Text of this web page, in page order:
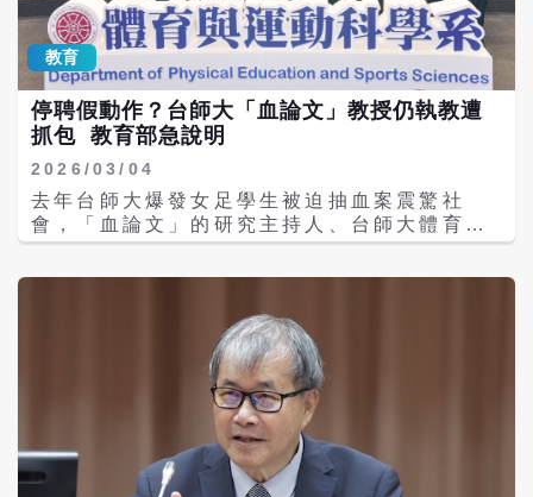
教育
停聘假動作？台師大「血論文」教授仍執教遭
抓包 教育部急說明
2026/03/04
去年台師大爆發女足學生被迫抽血案震驚社
會，「血論文」的研究主持人、台師大體育與
運動科學系教授陳忠慶，後續遭懲處停聘3
任教。教育部緊急說明表示，台師大迄今未完
成補正資料，教育部已要求學校暫停安排陳師
授課，並限期補正報部。 去年7月台師大爆發
女足抽血案，女足教練周台英長期強迫學生配
合研究抽血，強迫學生抽血的研究案也被揭
露，主要是國科會的研究計畫，而研究計畫的
主導者、研究主持人，即台師大體育與運動科
學系教授陳忠慶。陳忠慶於去年7月19日台師